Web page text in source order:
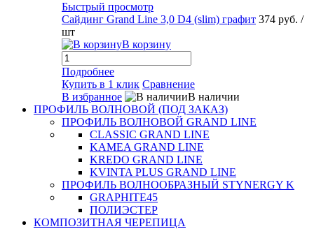
Быстрый просмотр
Сайдинг Grand Line 3,0 D4 (slim) графит 374 руб. /
шт
В корзину
Подробнее
Купить в 1 клик Сравнение
В избранное
В наличии
ПРОФИЛЬ ВОЛНОВОЙ (ПОД ЗАКАЗ)
ПРОФИЛЬ ВОЛНОВОЙ GRAND LINE
CLASSIC GRAND LINE
KAMEA GRAND LINE
KREDO GRAND LINE
KVINTA PLUS GRAND LINE
ПРОФИЛЬ ВОЛНООБРАЗНЫЙ STYNERGY K
GRAPHITE45
ПОЛИЭСТЕР
КОМПОЗИТНАЯ ЧЕРЕПИЦА